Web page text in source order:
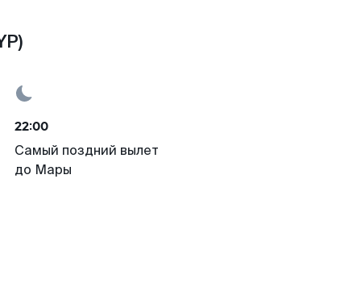
22:00
Самый поздний вылет
до Мары